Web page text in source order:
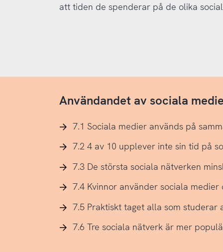
att tiden de spenderar på de olika
Användandet av sociala
7.1 Sociala medier används på
7.2 4 av 10 upplever inte sin tid på
7.3 De största sociala nätverken
7.4 Kvinnor använder sociala medier
7.5 Praktiskt taget alla som studerar
7.6 Tre sociala nätverk är mer